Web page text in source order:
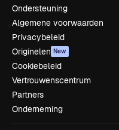
Ondersteuning
Algemene voorwaarden
Privacybeleid
Originelen New
Cookiebeleid
Vertrouwenscentrum
Partners
Onderneming